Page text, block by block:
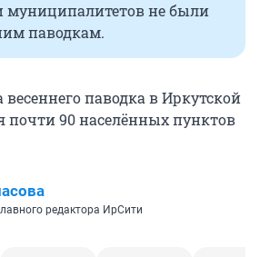
муниципалитетов не были
паводкам.
весеннего паводка в Иркутской
почти 90 населённых пунктов
редактора ИрСити